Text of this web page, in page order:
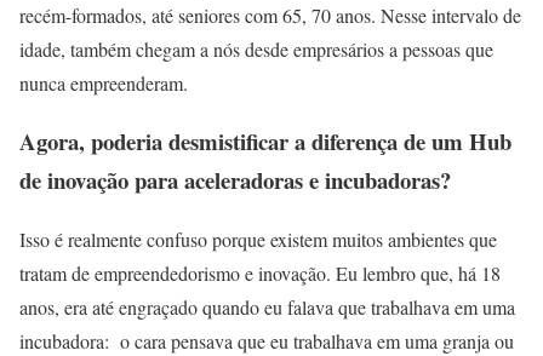
recém-formados, até seniores com 65, 70 anos. Nesse intervalo de
idade, também chegam a nós desde empresários a pessoas que
nunca empreenderam.
Agora, poderia desmistificar a diferença de um Hub
de inovação para aceleradoras e incubadoras?
Isso é realmente confuso porque existem muitos ambientes que
tratam de empreendedorismo e inovação. Eu lembro que, há 18
anos, era até engraçado quando eu falava que trabalhava em uma
incubadora: o cara pensava que eu trabalhava em uma granja ou